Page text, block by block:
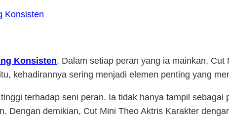
Konsisten. Dalam setiap peran yang ia mainkan,
kehadirannya sering menjadi elemen penting yang
terhadap seni peran. Ia tidak hanya tampil sebagai
Dengan demikian, Cut Mini Theo Aktris Karakter